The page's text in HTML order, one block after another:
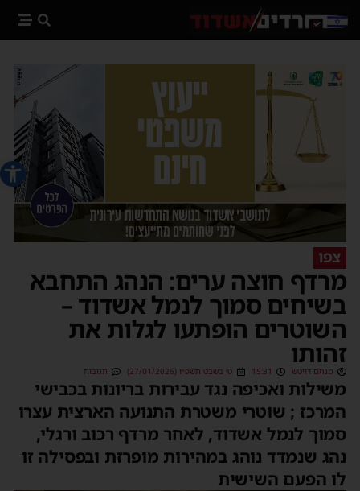
פתח
צפו
מרדף חוצה ערים: הנהג התחבא
בשיחים סמוך לנמל אשדוד –
השוטרים הופתעו לגלות את
זהותו
מנחם דויטש 15:31 ט׳ בשבט תשפ״ו (27/01/2026) תגובות
משילות ואכיפה נגד עבירות בריונות בכבישי
המרכז ; שוטרי משטרת התנועה הארצית עצרו
סמוך לנמל אשדוד, לאחר מרדף רכוב ורגלי,
נהג שנמדד נוהג במהירות מופרזת ובפסילה זו
לו הפעם השישית